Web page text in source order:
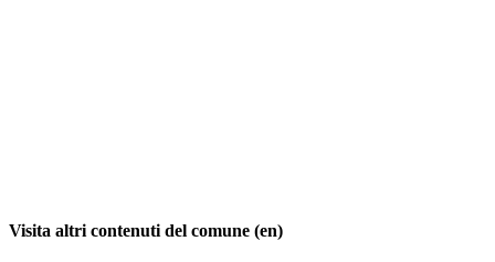
Visita altri contenuti del comune (en)